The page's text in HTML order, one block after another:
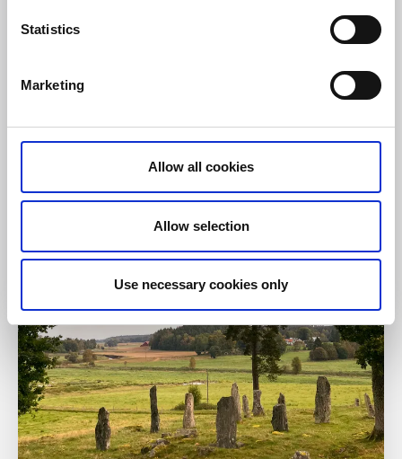
Statistics
Marketing
Allow all cookies
Allow selection
Use necessary cookies only
Ljungås naturreservat
Skogsbygden
Ett vackert naturreservat med ett skogsbondehemman
från 1800-talet